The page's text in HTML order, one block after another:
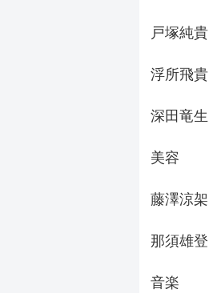
戸塚純貴
浮所飛貴
深田竜生
美容
藤澤涼架
那須雄登
音楽